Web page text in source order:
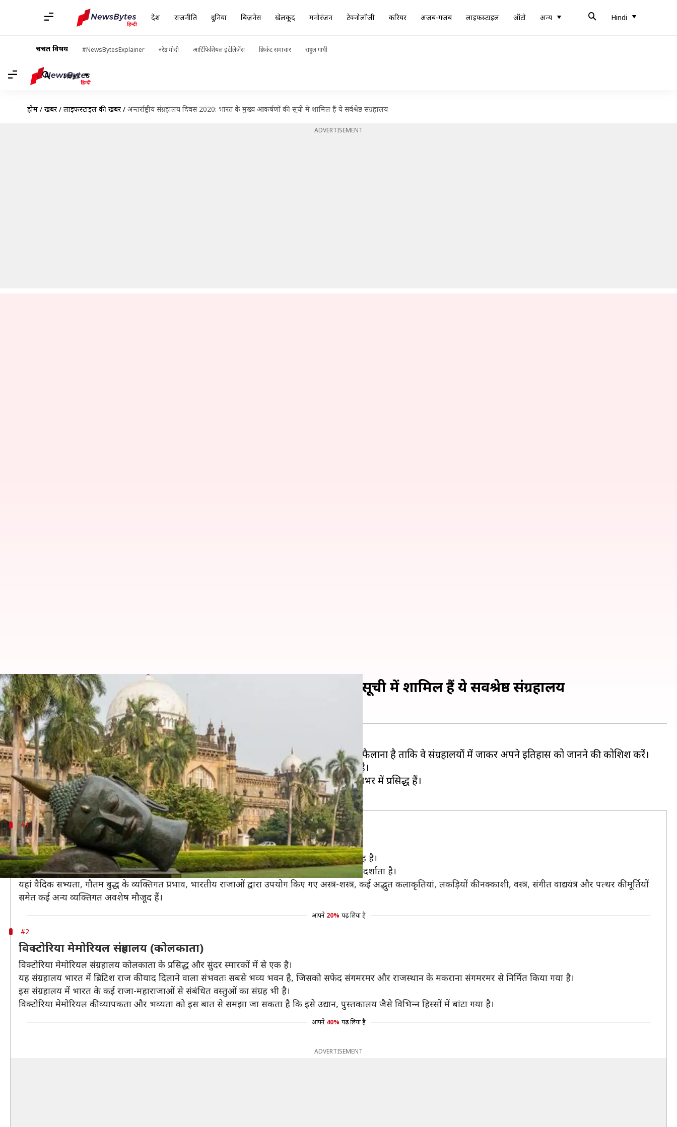
देश राजनीति दुनिया बिज़नेस खेलकूद मनोरंजन टेक्नोलॉजी करियर अजब-गजब लाइफस्टाइल ऑटो अन्य Hindi
चर्चित विषय #NewsBytesExplainer नरेंद्र मोदी आर्टिफिशियल इंटेलिजेंस क्रिकेट समाचार राहुल गांधी
Hindi
होम / खबरें / लाइफस्टाइल की खबरें / अन्तर्राष्ट्रीय संग्रहालय दिवस 2020: भारत के मुख्य आकर्षणों की सूची में शामिल हैं ये सर्वश्रेष्ठ संग्रहालय
ADVERTISEMENT
अन्तर्राष्ट्रीय संग्रहालय दिवस 2020: भारत के मुख्य आकर्षणों की सूची में शामिल हैं ये सर्वश्रेष्ठ संग्रहालय
लेखन अंजली May 18, 2020 02:30 pm
क्या है खबर?
हर साल अन्तर्राष्ट्रीय संग्रहालय दिवस 18 मई को मनाया जाता है। इसका उद्देश्य लोगों में जागरूकता फैलाना है ताकि वे संग्रहालयों में जाकर अपने इतिहास को जानने की कोशिश करें।
संग्रहालयों में किताबों, पाण्डुलिपियों, रत्न, चित्र, शिलाचित्र और अन्य वस्तुओं का संग्रहण रखा जाता है।
भारत में भी कई तरह के संग्रहालय मौजूद हैं जिन्होंने अपनी अनूठी पहचान बनाई हुई है और वे दुनियाभर में प्रसिद्ध हैं।
#1
राष्ट्रीय संग्रहालय (दिल्ली)
भारत की राजधानी दिल्ली में 1949 में स्थापित राष्ट्रीय संग्रहालय, प्रदर्शन और प्रदर्शनी का एक शानदार संग्रह है।
यह संग्रहालय मोहनजोदड़ो और हड़प्पा की सभ्यताओं के दिनों से लेकर आधुनिक समय तक के इतिहास को दर्शाता है।
यहां वैदिक सभ्यता, गौतम बुद्ध के व्यक्तिगत प्रभाव, भारतीय राजाओं द्वारा उपयोग किए गए अस्त्र-शस्त्र, कई अद्भुत कलाकृतियां, लकड़ियों की नक्काशी, वस्त्र, संगीत वाद्ययंत्र और पत्थर की मूर्तियों
समेत कई अन्य व्यक्तिगत अवशेष मौजूद हैं।
आपने 20% पढ़ लिया है
#2
विक्‍टोरिया मेमोरियल संग्रहालय (कोलकाता)
विक्‍टोरिया मेमोरियल संग्रहालय कोलकाता के प्रसिद्ध और सुंदर स्‍मारकों में से एक है।
यह संग्रहालय भारत में ब्रिटिश राज की याद दिलाने वाला संभवतः सबसे भव्‍य भवन है, जिसको सफेद संगमरमर और राजस्‍थान के मकराना संगमरमर से निर्मित किया गया है।
इस संग्रहालय में भारत के कई राजा-महाराजाओं से संबंधित वस्तुओं का संग्रह भी है।
विक्‍टोरिया मेमोरियल की व्‍यापकता और भव्‍यता को इस बात से समझा जा सकता है कि इसे उद्यान, पुस्‍तकालय जैसे विभिन्‍न हिस्सों में बांटा गया है।
आपने 40% पढ़ लिया है
ADVERTISEMENT